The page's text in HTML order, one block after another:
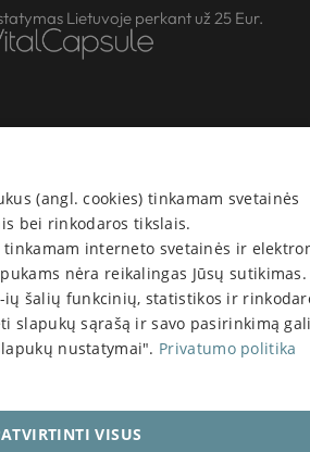
Lietuvoje perkant už 25 Eur.
taisyklės
teisės saugomos.
nr.: 69MTSPĮ-5168
(angl. cookies) tinkamam svetainės
bei rinkodaros tikslais.
interneto svetainės ir
nėra reikalingas Jūsų sutikimas.
ių šalių funkcinių, statistikos ir
slapukų sąrašą ir savo pasirinkimą
nustatymai". Privatumo politika
VISUS